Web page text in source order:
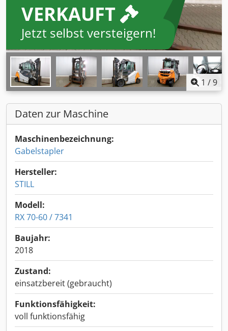
VERKAUFT
Jetzt selbst versteigern!
1 /9
Daten zur Maschine
Maschinenbezeichnung:
Gabelstapler
Hersteller:
STILL
Modell:
RX 70-60 / 7341
Baujahr:
2018
Zustand:
einsatzbereit (gebraucht)
Funktionsfähigkeit:
voll funktionsfähig